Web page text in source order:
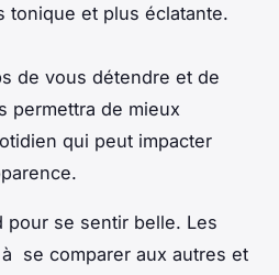
tonique et plus éclatante.
de vous détendre et de
permettra de mieux
qui peut impacter
pour se sentir belle. Les
se comparer aux autres et